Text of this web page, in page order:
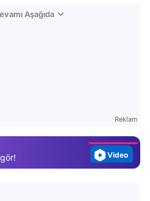
Aşağıda
Reklam
Video